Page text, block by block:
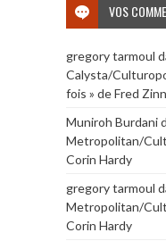
VOS
gregory tarmoul
Calysta/
fois » de Fred
Muniroh Burdani
Metropolitan/
Corin Hardy
gregory tarmoul
Metropolitan/
Corin Hardy